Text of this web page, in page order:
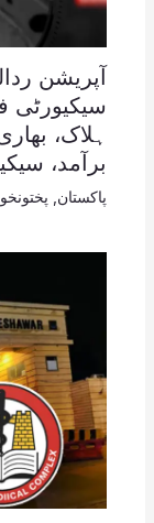
ہلاک،
برآمد،
پاکستان